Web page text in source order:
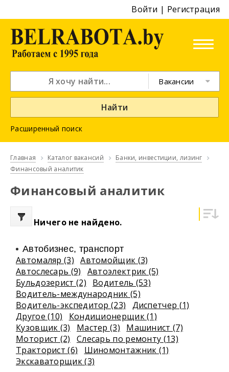
Войти | Регистрация
Вакансии
Найти
Расширенный поиск
Главная Каталог вакансий
Банки, инвестиции, лизинг
Финансовый аналитик
Финансовый аналитик
Ничего не найдено.
Автобизнес, транспорт
Автомаляр (3)
Автомойщик (3)
Автослесарь (9)
Автоэлектрик (5)
Бульдозерист (2)
Водитель (53)
Водитель-международник (5)
Водитель-экспедитор (23)
Диспетчер (1)
Другое (10)
Кондиционерщик (1)
Кузовщик (3)
Мастер (3)
Машинист (7)
Моторист (2)
Слесарь по ремонту (13)
Тракторист (6)
Шиномонтажник (1)
Экскаваторщик (3)